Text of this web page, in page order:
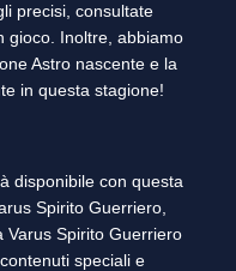
precisi, consultate
gioco. Inoltre, abbiamo
Astro nascente e la
in questa stagione!
disponibile con questa
Spirito Guerriero,
Varus Spirito Guerriero
speciali e